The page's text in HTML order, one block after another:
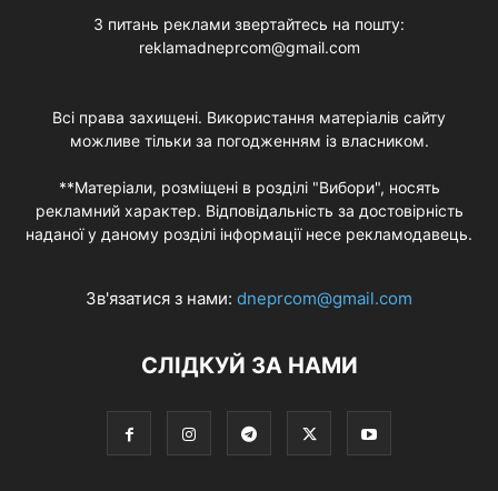
З питань реклами звертайтесь на пошту:
reklamadneprcom@gmail.com
Всі права захищені. Використання матеріалів сайту
можливе тільки за погодженням із власником.
**Матеріали, розміщені в розділі "Вибори", носять
рекламний характер. Відповідальність за достовірність
наданої у даному розділі інформації несе рекламодавець.
Зв'язатися з нами: dneprcom@gmail.com
СЛІДКУЙ ЗА НАМИ